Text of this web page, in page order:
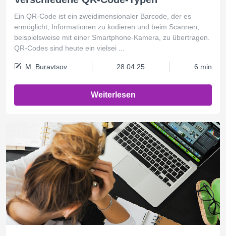
Ein QR-Code ist ein zweidimensionaler Barcode, der es
ermöglicht, Informationen zu kodieren und beim Scannen,
beispielsweise mit einer Smartphone-Kamera, zu übertragen.
QR-Codes sind heute ein vielsei ...
M. Buravtsov 28.04.25 6 min
Weiterlesen